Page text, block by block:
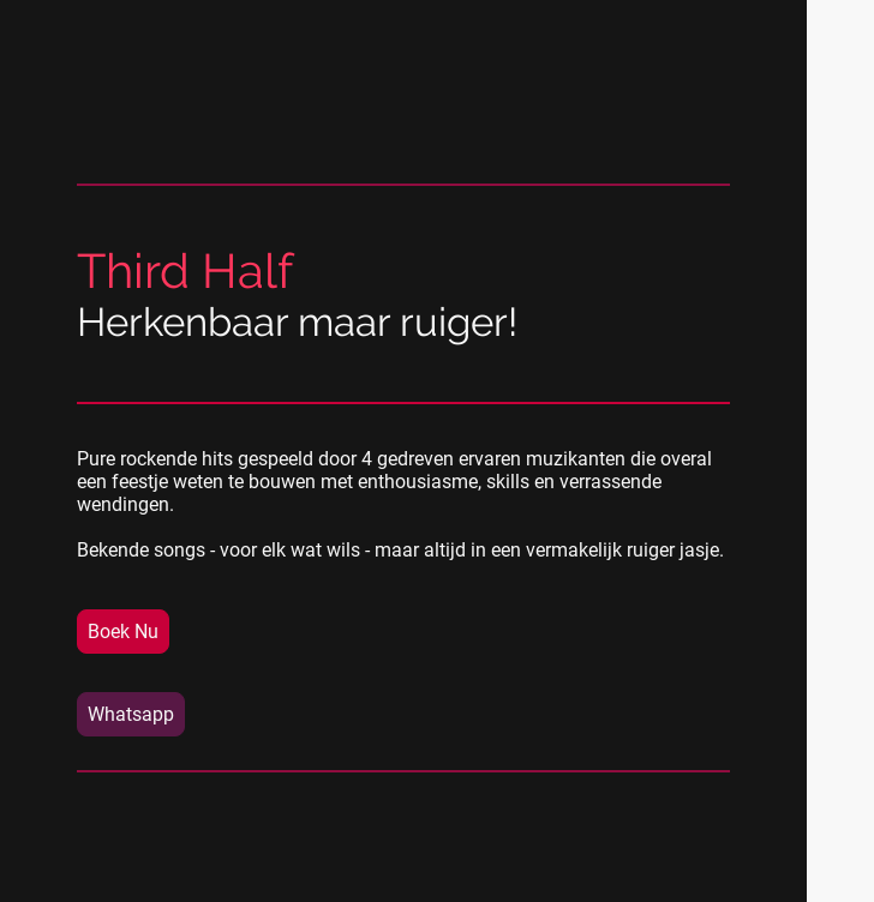
Third Half
Herkenbaar maar ruiger!
Pure rockende hits gespeeld door 4 gedreven ervaren muzikanten die overal
een feestje weten te bouwen met enthousiasme, skills en verrassende
wendingen.
Bekende songs - voor elk wat wils - maar altijd in een vermakelijk ruiger jasje.
Boek Nu
Whatsapp